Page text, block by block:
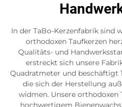
In der TaBo-Kerzenfabrik sind
orthodoxen Taufkerzen
Qualitäts- und
erstreckt sich unsere
Quadratmeter und beschäftigt
die sich der Herstellung
widmen. Unsere orthodoxen
hochwertigem